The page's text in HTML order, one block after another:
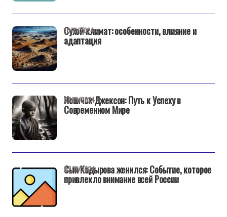
Сухой климат: особенности, влияние и
адаптация
10/11/2024
Новичок Джексон: Путь к Успеху в
Современном Мире
07/11/2024
Сын Кадырова женился: Событие, которое
привлекло внимание всей России
07/11/2024